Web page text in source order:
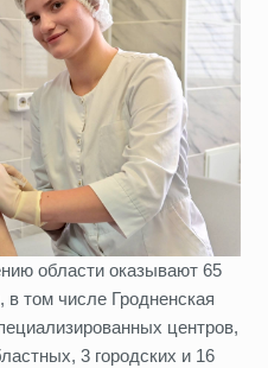
области оказывают 65
том числе Гродненская
центров,
3 городских и 16